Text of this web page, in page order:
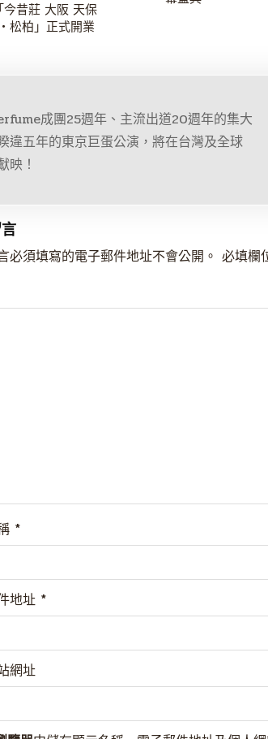
今昔莊 大阪 天保
松柏」正式開業
成團25週年、主流出道20週年的集大
違五年的東京巨蛋公演，將在台灣及全球
映！
必須填寫的電子郵件地址不會公開。 必填欄
*
地址 *
網址